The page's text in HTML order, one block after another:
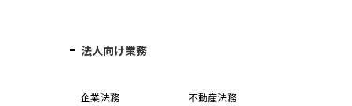
法人向け業務
企業法務 不動産法務